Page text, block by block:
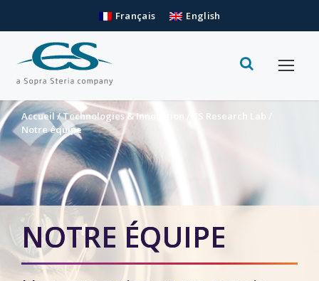
Français English
Accueil/Technologies & Innovation CS Research Lab
Notre équipe
NOTRE ÉQUIPE